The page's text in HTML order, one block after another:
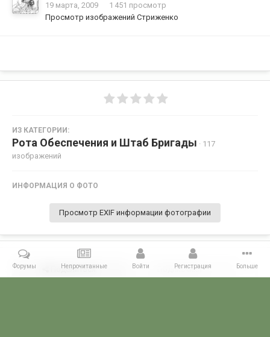
19 марта, 2009
1 451 просмотр
Просмотр изображений Стриженко
ИЗ КАТЕГОРИИ:
Рота Обеспечения и Штаб Бригады · 117
изображений
ИНФОРМАЦИЯ О ФОТО
Просмотр EXIF информации фотографии
Поделиться Подписчики 0
Форумы Непрочитанные Войти Регистрация Больше